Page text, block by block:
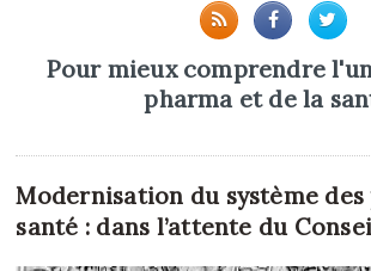
Pour mieux comprendre
pharma et de la
Modernisation du système
santé : dans l’attente du